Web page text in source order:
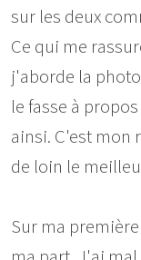
sur les deux
Ce qui me
j'aborde la
le fasse à
ainsi. C'est mon
de loin le
Sur ma